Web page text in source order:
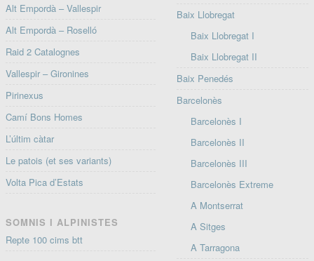
Alt Empordà – Vallespir
Alt Empordà – Roselló
Raid 2 Catalognes
Vallespir – Gironines
Pirinexus
Camí Bons Homes
L’últim càtar
Le patois (et ses variants)
Volta Pica d’Estats
SOMNIS I ALPINISTES
Repte 100 cims btt
Baix Llobregat
Baix Llobregat I
Baix Llobregat II
Baix Penedés
Barcelonès
Barcelonès I
Barcelonès II
Barcelonès III
Barcelonès Extreme
A Montserrat
A Sitges
A Tarragona